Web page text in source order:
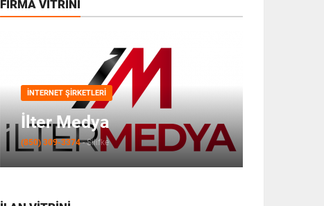
FIRMA VITRINI
İNTERNET ŞIRKETLERI
İlter Medya
(850) 309-3374-Silifke